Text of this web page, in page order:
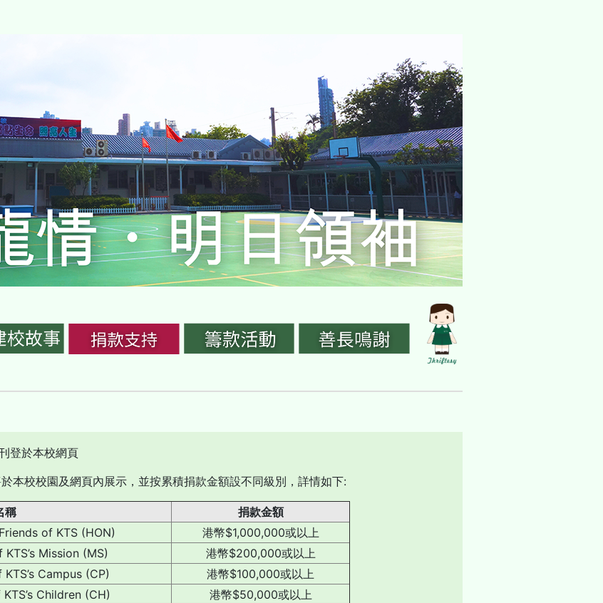
登於本校網頁
本校校園及網頁內展示，並按累積捐款金額設不同級別，詳情如下:
稱
捐款金額
of KTS (HON)
港幣$1,000,000或以上
Mission (MS)
港幣$200,000或以上
Campus (CP)
港幣$100,000或以上
Children (CH)
港幣$50,000或以上